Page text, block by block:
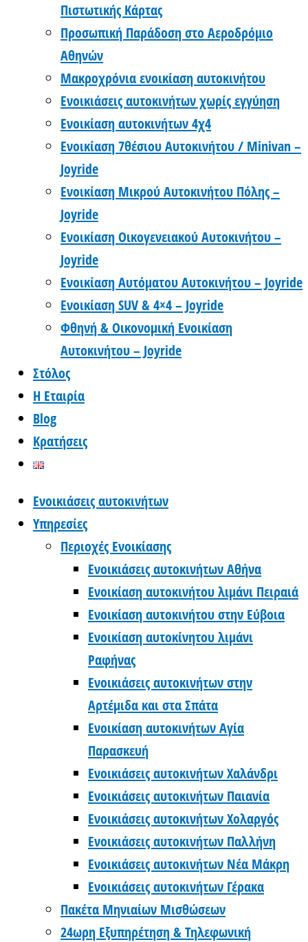
Πιστωτικής Κάρτας
Προσωπική Παράδοση στο Αεροδρόμιο
Αθηνών
Μακροχρόνια ενοικίαση αυτοκινήτου
Ενοικιάσεις αυτοκινήτων χωρίς εγγύηση
Ενοικίαση αυτοκινήτων 4χ4
Ενοικίαση 7θέσιου Αυτοκινήτου / Minivan –
Joyride
Ενοικίαση Μικρού Αυτοκινήτου Πόλης –
Joyride
Ενοικίαση Οικογενειακού Αυτοκινήτου –
Joyride
Ενοικίαση Αυτόματου Αυτοκινήτου – Joyride
Ενοικίαση SUV & 4×4 – Joyride
Φθηνή & Οικονομική Ενοικίαση
Αυτοκινήτου – Joyride
Στόλος
Η Εταιρία
Blog
Κρατήσεις
Ενοικιάσεις αυτοκινήτων
Υπηρεσίες
Περιοχές Ενοικίασης
Ενοικιάσεις αυτοκινήτων Αθήνα
Ενοικίαση αυτοκινήτου λιμάνι Πειραιά
Ενοικίαση αυτοκινήτου στην Εύβοια
Ενοικίαση αυτοκίνητου λιμάνι
Ραφήνας
Ενοικιάσεις αυτοκινήτων στην
Αρτέμιδα και στα Σπάτα
Ενοικίαση αυτοκινήτων Αγία
Παρασκευή
Ενοικιάσεις αυτοκινήτων Χαλάνδρι
Ενοικιάσεις αυτοκινήτων Παιανία
Ενοικιάσεις αυτοκινήτων Χολαργός
Ενοικιάσεις αυτοκινήτων Παλλήνη
Ενοικιάσεις αυτοκινήτων Νέα Μάκρη
Ενοικιάσεις αυτοκινήτων Γέρακα
Πακέτα Μηνιαίων Μισθώσεων
24ωρη Εξυπηρέτηση & Τηλεφωνική